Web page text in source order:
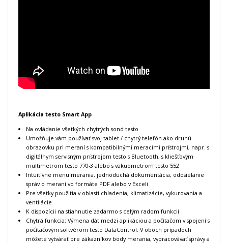
Aplikácia testo Smart App
Na ovládanie všetkých chytrých sond testo
Umožňuje vám používať svoj tablet / chytrý telefón ako druhú
obrazovku pri meraní s kompatibilnými meracími prístrojmi, napr. s
digitálnym servisným prístrojom testo s Bluetooth, s kliešťovým
multimetrom testo 770-3 alebo s vákuometrom testo 552
Intuitívne menu merania, jednoduchá dokumentácia, odosielanie
správ o meraní vo formáte PDF alebo v Exceli
Pre všetky použitia v oblasti chladenia, klimatizácie, vykurovania a
ventilácie
K dispozícii na stiahnutie zadarmo s celým radom funkcií
Chytrá funkcia: Výmena dát medzi aplikáciou a počítačom v spojení s
počítačovým softvérom testo DataControl. V oboch prípadoch
môžete vytvárať pre zákazníkov body merania, vypracovávať správy a